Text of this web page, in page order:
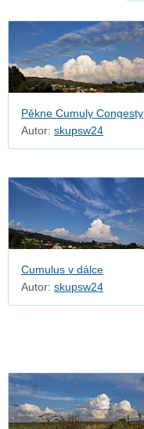
Pěkne Cumuly Congesty
Autor: skupsw24
Cumulus v dálce
Autor: skupsw24